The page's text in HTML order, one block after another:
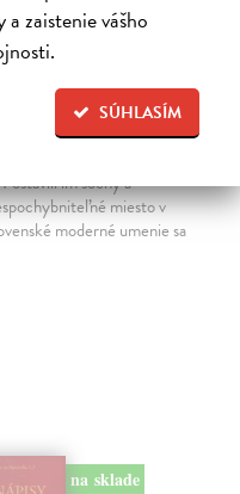
zaistenie vášho
SÚHLASÍM
im sochy a
miesto v
moderné umenie sa
na sklade